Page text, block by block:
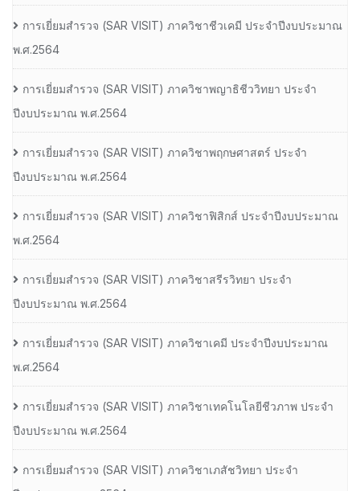
การเยี่ยมสํารวจ (SAR VISIT) ภาควิชาชีวเคมี ประจําปีงบประมาณ
พ.ศ.2564
การเยี่ยมสํารวจ (SAR VISIT) ภาควิชาพญาธิชีววิทยา ประจํา
ปีงบประมาณ พ.ศ.2564
การเยี่ยมสํารวจ (SAR VISIT) ภาควิชาพฤกษศาสตร์ ประจํา
ปีงบประมาณ พ.ศ.2564
การเยี่ยมสํารวจ (SAR VISIT) ภาควิชาฟิสิกส์ ประจําปีงบประมาณ
พ.ศ.2564
การเยี่ยมสํารวจ (SAR VISIT) ภาควิชาสรีรวิทยา ประจํา
ปีงบประมาณ พ.ศ.2564
การเยี่ยมสํารวจ (SAR VISIT) ภาควิชาเคมี ประจําปีงบประมาณ
พ.ศ.2564
การเยี่ยมสํารวจ (SAR VISIT) ภาควิชาเทคโนโลยีชีวภาพ ประจํา
ปีงบประมาณ พ.ศ.2564
การเยี่ยมสํารวจ (SAR VISIT) ภาควิชาเภสัชวิทยา ประจํา